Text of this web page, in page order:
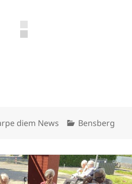
diem News Kategorien
Bensberg